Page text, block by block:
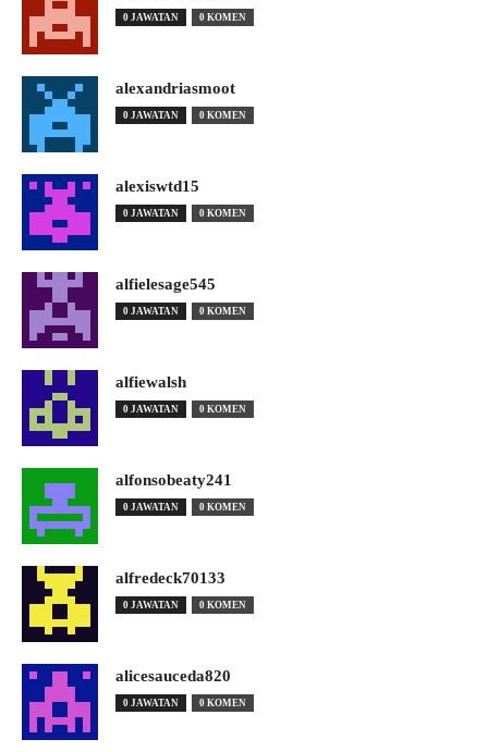
0 JAWATAN 0 KOMEN
alexandriasmoot
0 JAWATAN 0 KOMEN
alexiswtd15
0 JAWATAN 0 KOMEN
alfielesage545
0 JAWATAN 0 KOMEN
alfiewalsh
0 JAWATAN 0 KOMEN
alfonsobeaty241
0 JAWATAN 0 KOMEN
alfredeck70133
0 JAWATAN 0 KOMEN
alicesauceda820
0 JAWATAN 0 KOMEN